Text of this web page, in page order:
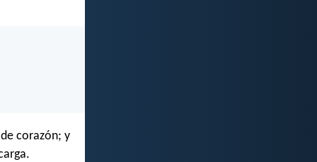
corazón; y